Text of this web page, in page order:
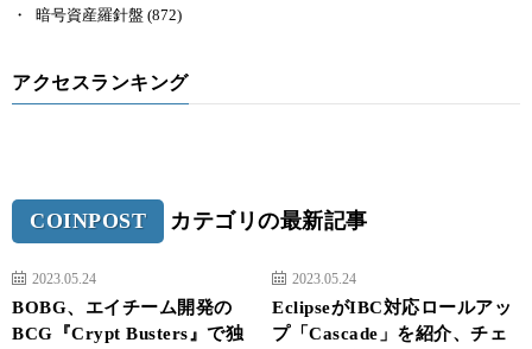
暗号資産羅針盤 (872)
アクセスランキング
COINPOST カテゴリの最新記事
2023.05.24
BOBG、エイチーム開発の
BCG『Crypt Busters』で独
2023.05.24
EclipseがIBC対応ロールアッ
プ「Cascade」を紹介、チェ